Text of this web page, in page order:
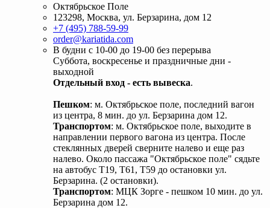
Октябрьское Поле
123298, Москва, ул. Берзарина, дом 12
+7 (495) 788-59-99
order@kariatida.com
В будни с 10-00 до 19-00 без перерыва
Суббота, воскресенье и праздничные дни -
выходной
Отдельный вход - есть вывеска.
Пешком: м. Октябрьское поле, последний вагон
из центра, 8 мин. до ул. Берзарина дом 12.
Транспортом: м. Октябрьское поле, выходите в
направлении первого вагона из центра. После
стеклянных дверей сверните налево и еще раз
налево. Около пассажа "Октябрьское поле" сядьте
на автобус Т19, Т61, Т59 до остановки ул.
Берзарина. (2 остановки).
Транспортом: МЦК Зорге - пешком 10 мин. до ул.
Берзарина дом 12.